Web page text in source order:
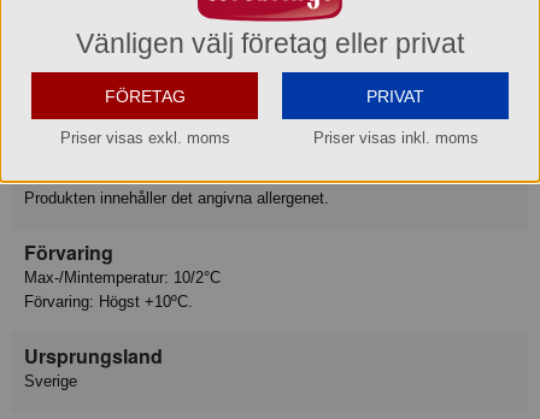
Kalcium CA 95
Allergiinfo
Produkten innehåller det angivna allergenet.
Förvaring
Max-/Mintemperatur: 10/2°C
Förvaring: Högst +10ºC.
Ursprungsland
Sverige
Vänligen välj företag eller privat
FÖRETAG
Priser visas exkl. moms
PRIVAT
Priser visas inkl. moms